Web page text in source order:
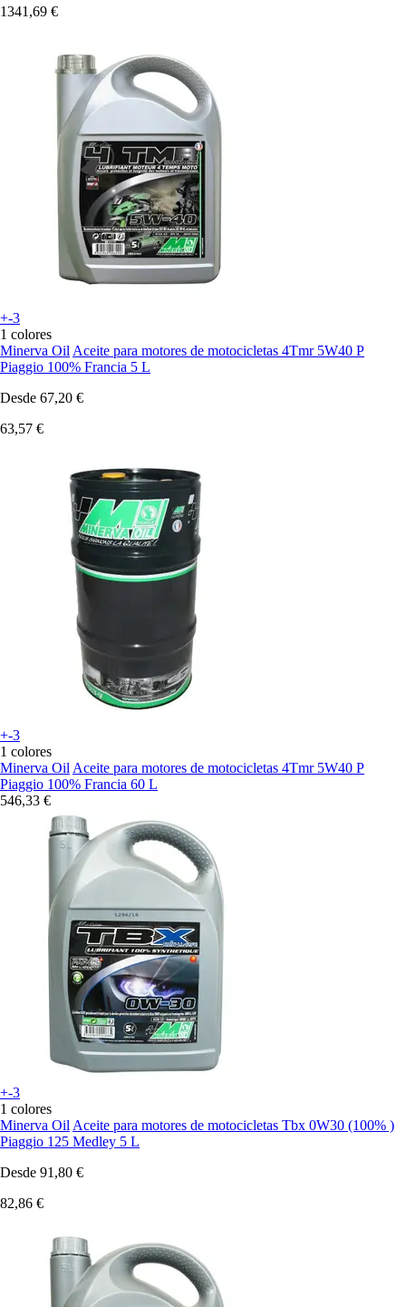
1341,69 €
+-3
1 colores
Minerva Oil Aceite para motores de motocicletas 4Tmr 5W40 P
Piaggio 100% Francia 5 L
Desde 67,20 €
63,57 €
+-3
1 colores
Minerva Oil Aceite para motores de motocicletas 4Tmr 5W40 P
Piaggio 100% Francia 60 L
546,33 €
+-3
1 colores
Minerva Oil Aceite para motores de motocicletas Tbx 0W30 (100% )
Piaggio 125 Medley 5 L
Desde 91,80 €
82,86 €